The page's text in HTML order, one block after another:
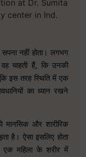
नहीं होता। लगभग
चाहती हैं, कि उनकी
इस तरह स्थिति में एक
का ध्यान रखने
मानसिक और शारीरिक
है। ऐसा इसलिए होता
एक महिला के शरीर में